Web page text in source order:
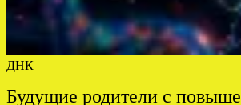
ДНК
Будущие родители с